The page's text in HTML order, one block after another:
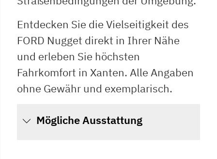
Entdecken Sie die Vielseitigkeit des
FORD Nugget direkt in Ihrer Nähe
und erleben Sie höchsten
Fahrkomfort in Xanten. Alle Angaben
ohne Gewähr und exemplarisch.
Mögliche Ausstattung